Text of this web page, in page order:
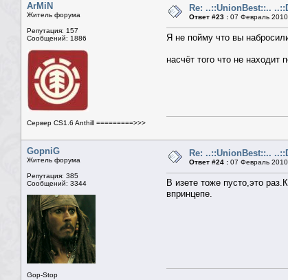
ArMiN
Житель форума
Репутация: 157
Сообщений: 1886
Сервер CS1.6 Anthill =========>>>
Re: ..::UnionBest::..
Ответ #23 : 07 Февраль
Я не пойму что вы
насчёт того что не находит
GopniG
Житель форума
Репутация: 385
Сообщений: 3344
Gop-Stop
Re: ..::UnionBest::..
Ответ #24 : 07 Февраль
В изете тоже пусто,это
впринцепе.